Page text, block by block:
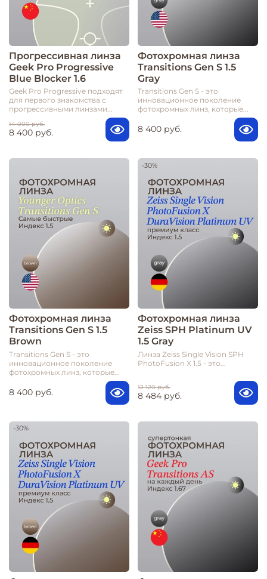
Прогрессивная линза
Geek Pro Progressive
Blue Blocker 1.6
Geek Pro Progressive подходят
для первого знакомства с
прогрессивными линзами...
14 000 руб.
8 400 руб.
Фотохромная линза
Transitions Gen S 1.5
Gray
Transitions Gen S - это
инновационное поколение
фотохромных линз, которые...
8 400 руб.
Фотохромная линза
Transitions Gen S 1.5
Brown
Transitions Gen S - это
инновационное поколение
фотохромных линз, которые...
8 400 руб.
-30%
Фотохромная линза
Zeiss SPH Platinum UV
1.5 Gray
Линза Zeiss Single Vision SPH
PhotoFusion X 1.5 - это...
12 120 руб.
8 484 руб.
-30%